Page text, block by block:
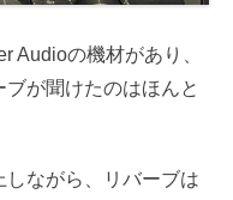
Audioの機材があり、
が聞けたのはほんと
ながら、リバーブは